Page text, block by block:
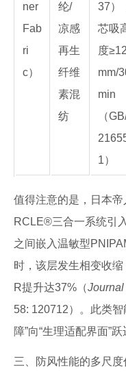
ner
Fab
ri
c）
纶/
凉感
再生
纤维
素混
纺
37）
芯吸
度
mm/
min
（
1）
值得注意的是，日本
RCLE®三合一系统引
之间嵌入温敏型
时，该层发生相变收
R提升达37%（
58: 120712）。此类
障”向“生理适配界面”跃
三、防风性能的多尺度